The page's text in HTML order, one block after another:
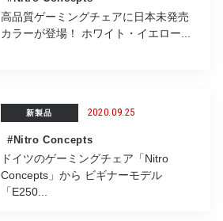
高品質ゲーミングチェアに日本未発売
カラーが登場！ ホワイト・イエロー...
新製品 2020.09.25
#Nitro Concepts
ドイツのゲーミングチェア「Nitro
Concepts」から ビギナーモデル
「E250...